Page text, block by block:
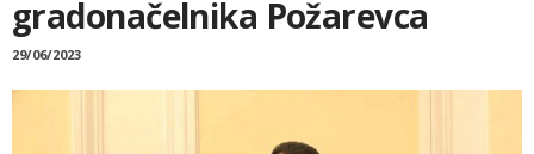
gradonačelnika Požarevca
29/06/2023